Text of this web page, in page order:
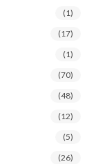
(1)
(17)
(1)
(70)
(48)
(12)
(5)
(26)